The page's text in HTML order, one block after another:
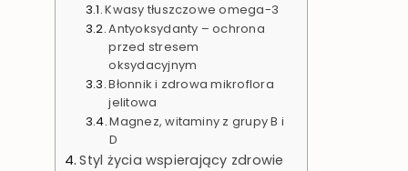
Kwasy tłuszczowe omega-3
Antyoksydanty – ochrona
przed stresem
oksydacyjnym
Błonnik i zdrowa mikroflora
jelitowa
Magnez, witaminy z grupy B i
D
Styl życia wspierający zdrowie